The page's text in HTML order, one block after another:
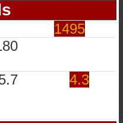
1495
4.3